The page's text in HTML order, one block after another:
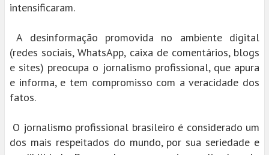
intensificaram.
A desinformação promovida no ambiente digital
(redes sociais, WhatsApp, caixa de comentários, blogs
e sites) preocupa o jornalismo profissional, que apura
e informa, e tem compromisso com a veracidade dos
fatos.
O jornalismo profissional brasileiro é considerado um
dos mais respeitados do mundo, por sua seriedade e